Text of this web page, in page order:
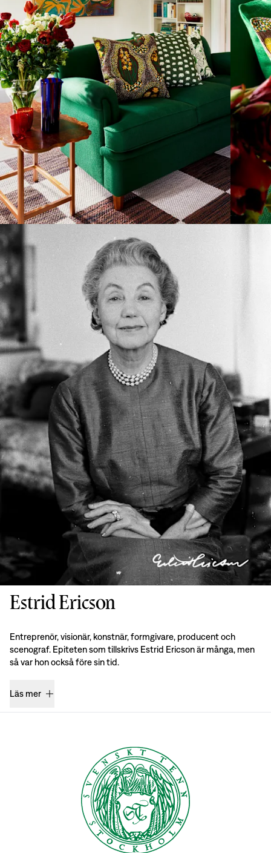
Estrid Ericson
Entreprenör, visionär, konstnär, formgivare, producent och
scenograf. Epiteten som tillskrivs Estrid Ericson är många, men
så var hon också före sin tid.
Läs mer